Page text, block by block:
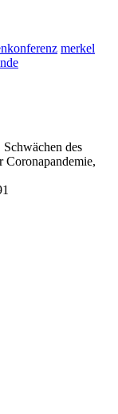
merkel
Schwächen des
Coronapandemie,